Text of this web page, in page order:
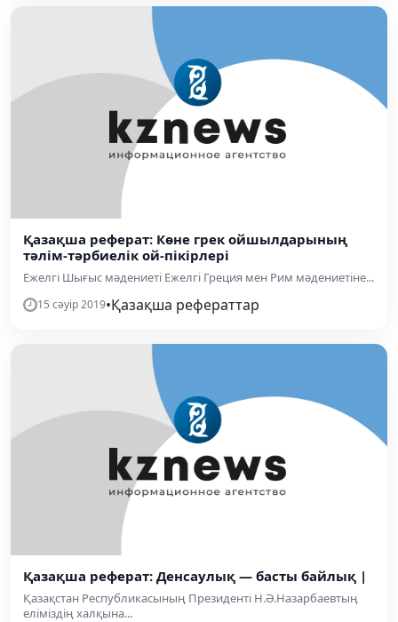
Қазақша реферат: Көне грек ойшылдарының
тәлім-тәрбиелік ой-пікірлері
Ежелгі Шығыс мәдениеті Ежелгі Греция мен Рим мәдениетіне...
15 сәуір 2019•Қазақша рефераттар
Қазақша реферат: Денсаулық — басты байлық |
Қазақстан Республикасының Президенті Н.Ә.Назарбаевтың
еліміздің халқына...